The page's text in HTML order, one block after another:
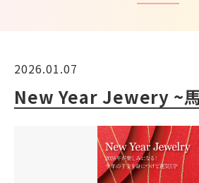
2026.01.07
New Year Jewery ~馬